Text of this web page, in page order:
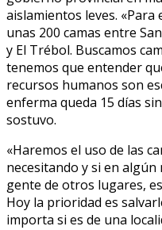
aislamientos leves.
unas 200 camas entre
y El Trébol. Buscamos
tenemos que entender
recursos humanos son
enferma queda 15 días
sostuvo.
«Haremos el uso de las
necesitando y si en
gente de otros lugares,
Hoy la prioridad es
importa si es de una